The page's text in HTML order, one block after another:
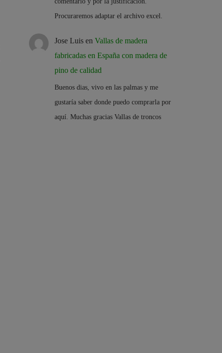
Procuraremos adaptar el archivo excel.
Jose Luis en Vallas de madera
fabricadas en España con madera de
pino de calidad
Buenos dias, vivo en las palmas y me
gustaría saber donde puedo comprarla por
aquí. Muchas gracias Vallas de troncos